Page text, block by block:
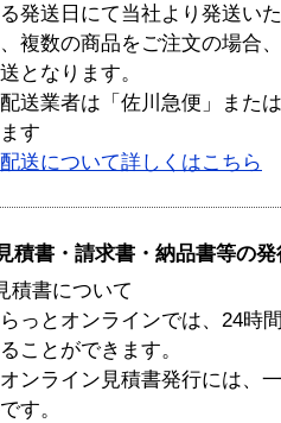
発送日にて当社より発送い
複数の商品をご注文の場合
となります。
送業者は「佐川急便」また
す
配送について詳しくはこちら
積書・請求書・納品書等の
積書について
っとオンラインでは、24時
ことができます。
ンライン見積書発行には、
す。